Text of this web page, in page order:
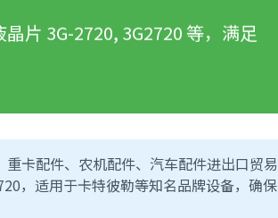
片 3G-2720, 3G2720 等，满足
卡配件、农机配件、汽车配件进出口贸易
，适用于卡特彼勒等知名品牌设备，确保